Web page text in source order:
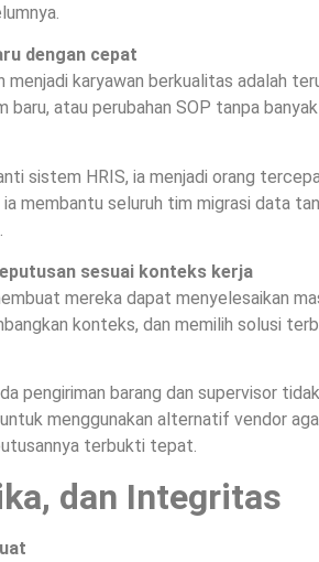
dengan cepat
menjadi karyawan berkualitas adalah
atau perubahan SOP tanpa
sistem HRIS, ia menjadi orang
membantu seluruh tim migrasi data
sesuai konteks kerja
mereka dapat menyelesaikan
konteks, dan memilih solusi
pengiriman barang dan supervisor
menggunakan alternatif vendor
terbukti tepat.
dan Integritas